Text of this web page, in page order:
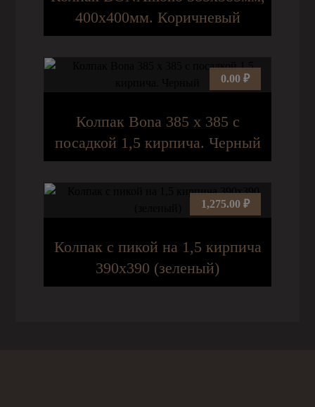
400х400мм. Коричневый
Колпак Bona 385 х 385 с
посадкой 1,5 кирпича. Черный
0.00 ₽
Колпак с пикой на 1,5 кирпича
390х390 (зеленый)
1,275.00 ₽